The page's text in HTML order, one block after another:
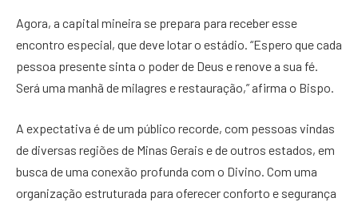
Agora, a capital mineira se prepara para receber esse
encontro especial, que deve lotar o estádio. “Espero que cada
pessoa presente sinta o poder de Deus e renove a sua fé.
Será uma manhã de milagres e restauração,” afirma o Bispo.
A expectativa é de um público recorde, com pessoas vindas
de diversas regiões de Minas Gerais e de outros estados, em
busca de uma conexão profunda com o Divino. Com uma
organização estruturada para oferecer conforto e segurança